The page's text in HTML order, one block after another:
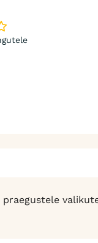
praegustele